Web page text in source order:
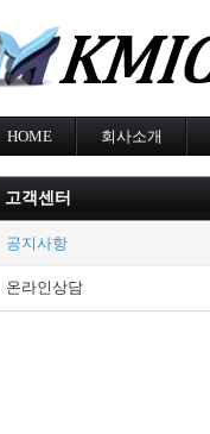
HOME 회사소개
고객센터
공지사항
온라인상담